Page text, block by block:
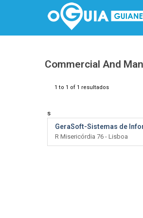
Commercial And
1 to 1 of 1 resultados
s
GeraSoft-Sistemas de
R Misericórdia 76 - Lisboa